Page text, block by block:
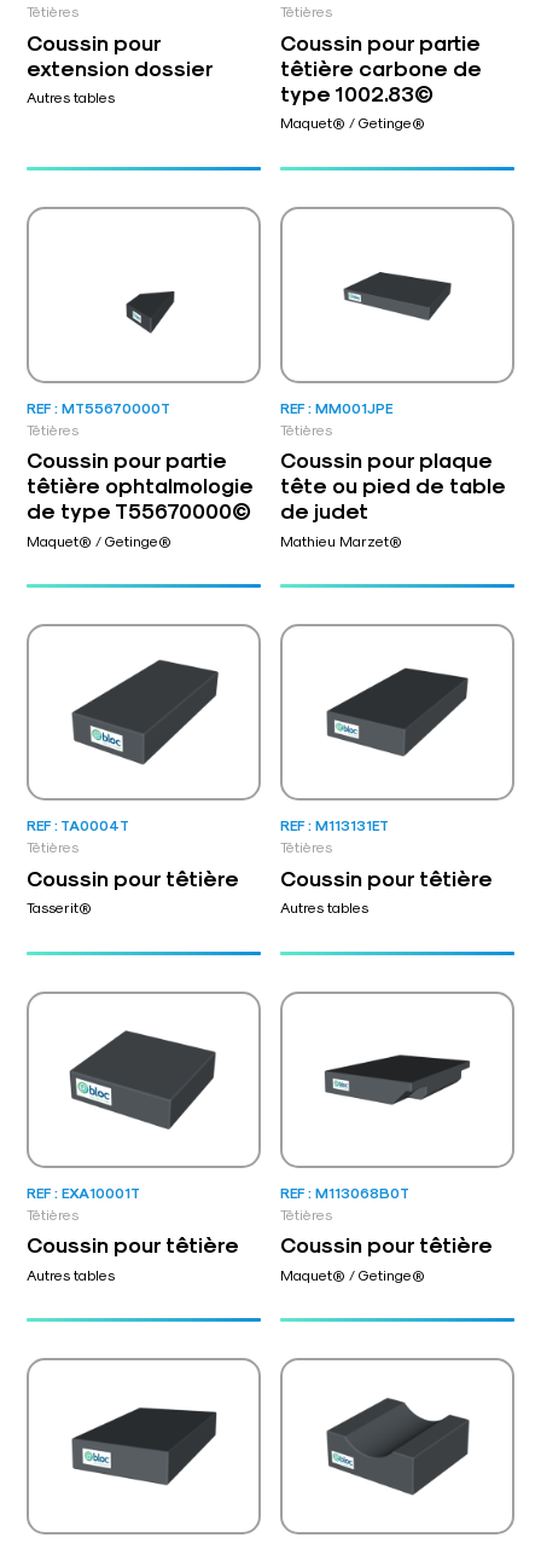
Têtières
Coussin pour
extension dossier
Autres tables
Têtières
Coussin pour partie
têtière carbone de
type 1002.83©
Maquet® / Getinge®
Têtières
REF : MT55670000T
Coussin pour partie
têtière ophtalmologie
de type T55670000©
Maquet® / Getinge®
Têtières
REF : MM001JPE
Coussin pour plaque
tête ou pied de table
de judet
Mathieu Marzet®
Têtières
REF : TA0004T
Coussin pour têtière
Tasserit®
Têtières
REF : M113131ET
Coussin pour têtière
Autres tables
Têtières
REF : EXA10001T
Coussin pour têtière
Autres tables
Têtières
REF : M113068B0T
Coussin pour têtière
Maquet® / Getinge®